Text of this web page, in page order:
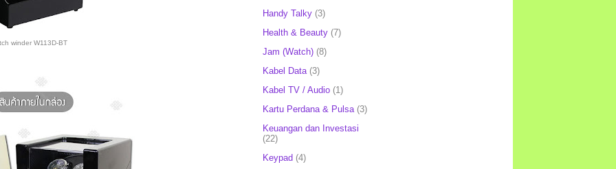
winder W113D-BT
Handy Talky (3)
Health & Beauty (7)
Jam (Watch) (8)
Kabel Data (3)
Kabel TV / Audio (1)
Kartu Perdana & Pulsa (3)
Keuangan dan Investasi
(22)
Keypad (4)